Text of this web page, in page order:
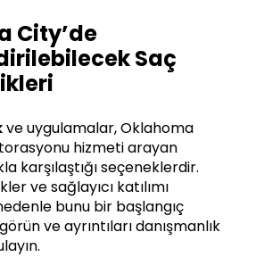
City’de
Saç
ve uygulamalar, Oklahoma
hizmeti arayan
karşılaştığı seçeneklerdir.
ve sağlayıcı katılımı
bunu bir başlangıç
ve ayrıntıları danışmanlık